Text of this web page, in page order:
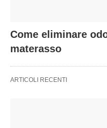
Come eliminare
materasso
ARTICOLI RECENTI